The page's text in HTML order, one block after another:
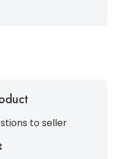
to seller